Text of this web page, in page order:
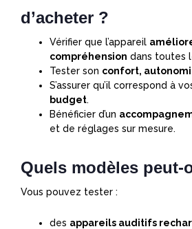
d’acheter ?
Vérifier que l’appareil
compréhension dans toutes
Tester son confort,
S’assurer qu’il correspond à
budget.
Bénéficier d’un
et de réglages sur mesure.
Quels modèles peut-
Vous pouvez tester :
des appareils auditifs